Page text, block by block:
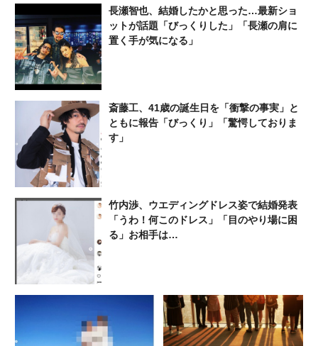
長瀬智也、結婚したかと思った…最新ショ
ットが話題「びっくりした」「長瀬の肩に
置く手が気になる」
斎藤工、41歳の誕生日を「衝撃の事実」と
ともに報告「びっくり」「驚愕しておりま
す」
竹内渉、ウエディングドレス姿で結婚発表
「うわ！何このドレス」「目のやり場に困
る」お相手は…